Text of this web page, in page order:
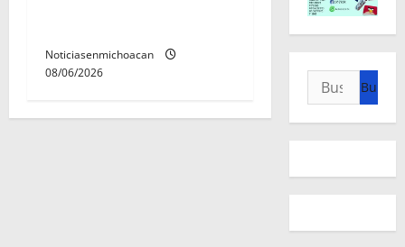
Noticiasenmichoacan
08/06/2026
Buscar: